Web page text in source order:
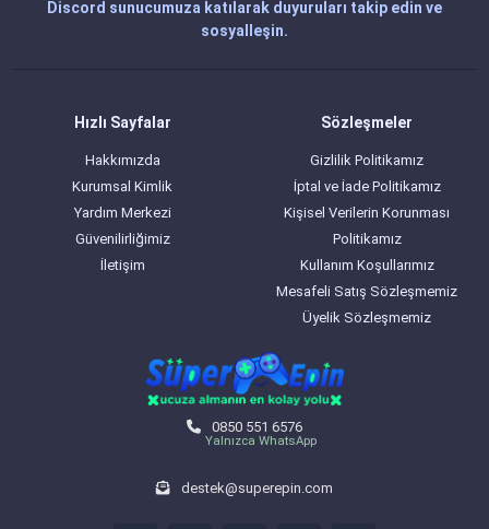
Discord sunucumuza katılarak duyuruları takip edin ve
sosyalleşin.
Hızlı Sayfalar
Hakkımızda
Kurumsal Kimlik
Yardım Merkezi
Güvenilirliğimiz
İletişim
Sözleşmeler
Gizlilik Politikamız
İptal ve İade Politikamız
Kişisel Verilerin Korunması
Politikamız
Kullanım Koşullarımız
Mesafeli Satış Sözleşmemiz
Üyelik Sözleşmemiz
0850 551 6576
Yalnızca WhatsApp
destek@superepin.com